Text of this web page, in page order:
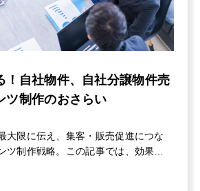
！自社物件、自社分譲物件売
ツ制作のおさらい
大限に伝え、集客・販売促進につな
ツ制作戦略。この記事では、効果的
ポイントから、まだ取り組めていな